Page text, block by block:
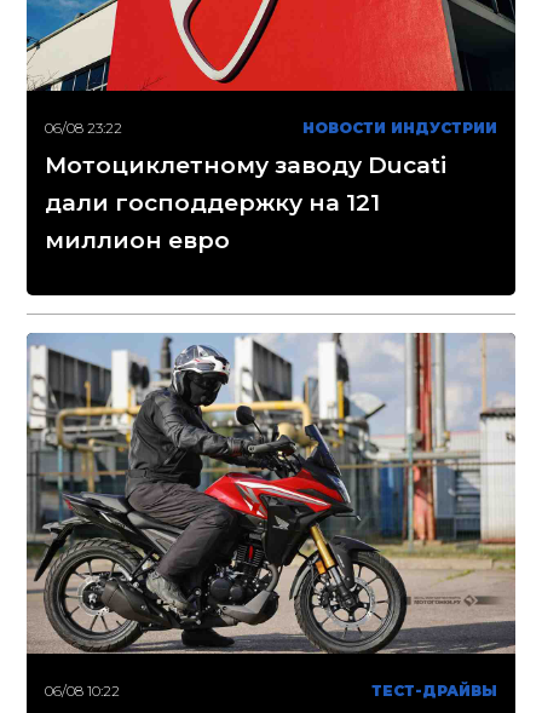
06/08 23:22 НОВОСТИ ИНДУСТРИИ
Мотоциклетному заводу Ducati
дали господдержку на 121
миллион евро
06/08 10:22 ТЕСТ-ДРАЙВЫ